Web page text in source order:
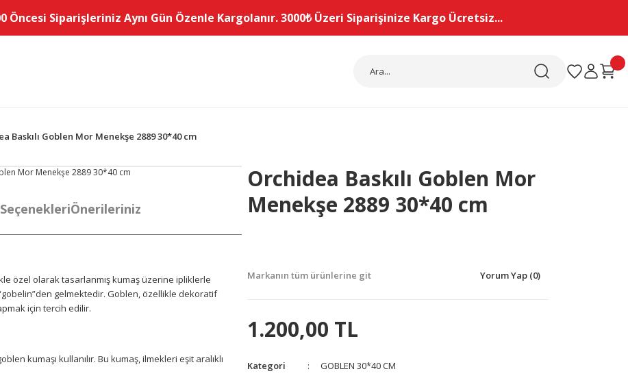
Öncesi Siparişleriniz Aynı Gün Özenle Kargolanır. 3000₺ Üzeri Siparişinize Kargo Ücretsiz...
Baskılı Goblen Mor Menekşe 2889 30*40 cm
Önerileriniz
özel olarak tasarlanmış kumaş üzerine ipliklerle
gelmektedir. Goblen, özellikle dekoratif
için tercih edilir.
kumaşı kullanılır. Bu kumaş, ilmekleri eşit aralıklı
Orchidea Baskılı Goblen Mor
Menekşe 2889 30*40 cm
Markanın tüm ürünlerine git Yorum Yap (0)
1.200,00 TL
Kategori
GOBLEN 30*40 CM